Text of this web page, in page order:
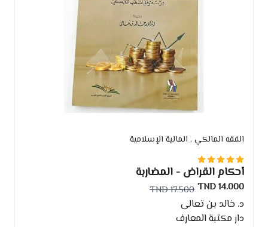
الفقه المالكي , المالية الإسلامية
أحكام القراض - المضاربة
14.000 TND
17.500 TND
د. خالد بن تعالى
دار مكتبة المعارف